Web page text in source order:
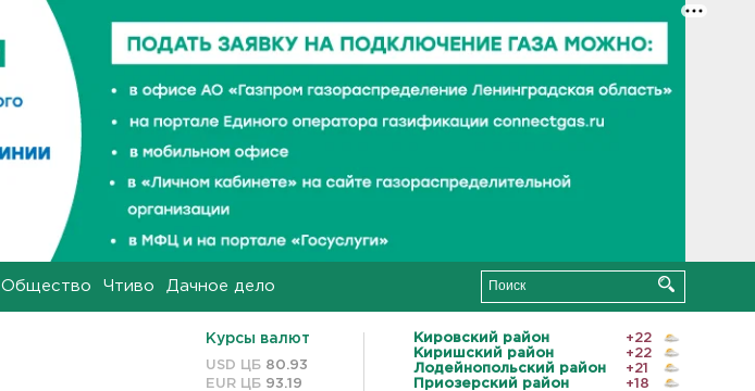
Общество Чтиво Дачное дело
Курсы валют
USD ЦБ 80.93
EUR ЦБ 93.19
Кировский район
+22
Киришский район
+22
Лодейнопольский район
+21
Приозерский район
+18